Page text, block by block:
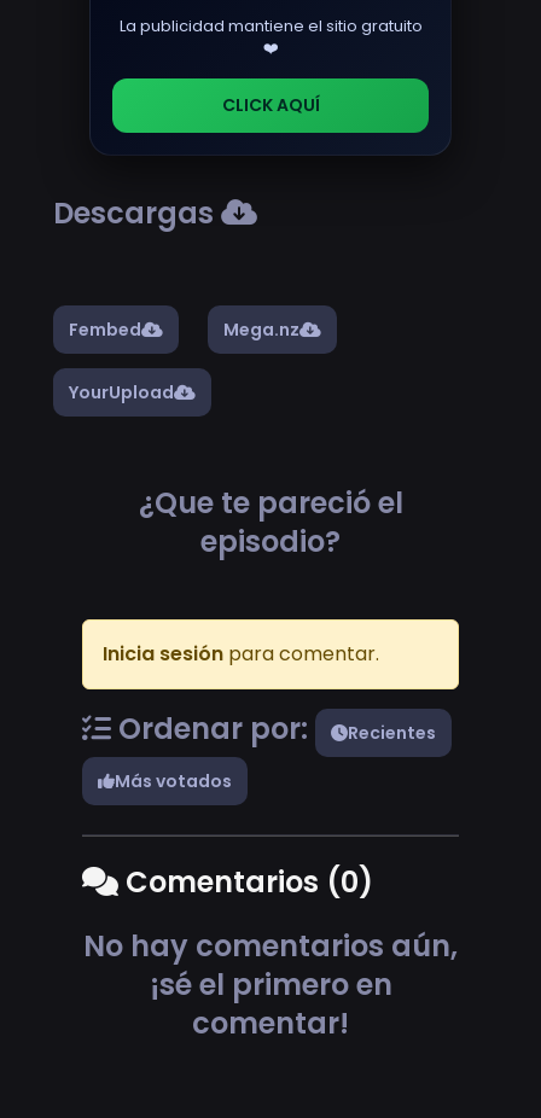
La publicidad mantiene el sitio gratuito
❤️
CLICK AQUÍ
Descargas
Fembed Mega.nz
YourUpload
¿Que te pareció el
episodio?
Inicia sesión para comentar.
Ordenar por:
Recientes
Más votados
Comentarios (0)
No hay comentarios aún,
¡sé el primero en
comentar!